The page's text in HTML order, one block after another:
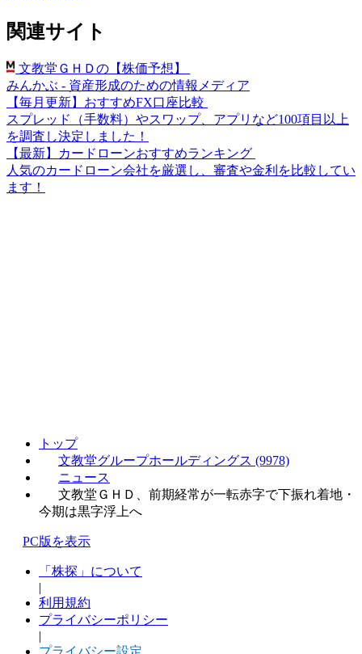
関連サイト
文教堂ＧＨＤの【株価予想】
みんかぶ - 資産形成のための情報メディア
【毎月更新】おすすめFX口座比較
スプレッド（手数料）やスワップ、アプリなど100項目以上
を調査し決定しました！
【最新】カードローンおすすめランキング
人気のカードローン会社を厳選し、審査や金利を比較してい
ます！
トップ
文教堂グループホールディングス (9978)
ニュース
文教堂ＧＨＤ、前期経常が一転赤字で下振れ着地・
今期は黒字浮上へ
PC版を表示
「株探」について
|
利用規約
プライバシーポリシー
|
プライバシー設定